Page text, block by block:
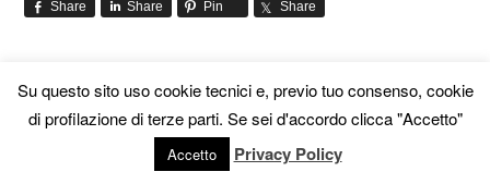
Share Share Pin Share
Su questo sito uso cookie tecnici e, previo tuo consenso, cookie
di profilazione di terze parti. Se sei d'accordo clicca "Accetto"
Accetto Privacy Policy